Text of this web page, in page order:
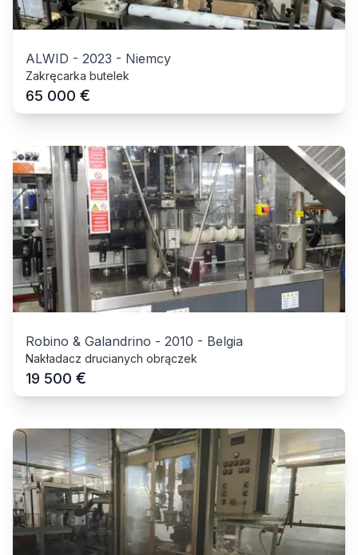
ALWID - 2023 - Niemcy
Zakręcarka butelek
65 000 €
Robino & Galandrino - 2010 - Belgia
Nakładacz drucianych obrączek
19 500 €